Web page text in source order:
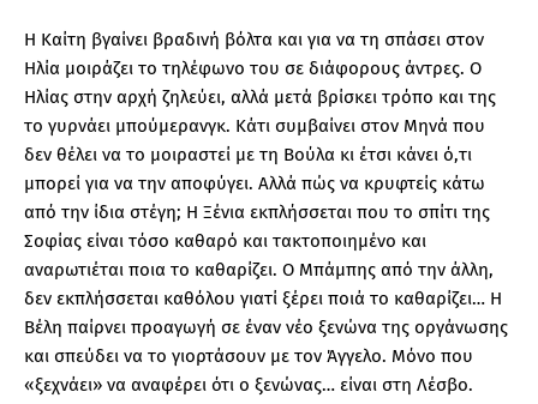
Η Καίτη βγαίνει βραδινή βόλτα και για να τη σπάσει στον
Ηλία μοιράζει το τηλέφωνο του σε διάφορους άντρες. Ο
Ηλίας στην αρχή ζηλεύει, αλλά μετά βρίσκει τρόπο και της
το γυρνάει μπούμερανγκ. Κάτι συμβαίνει στον Μηνά που
δεν θέλει να το μοιραστεί με τη Βούλα κι έτσι κάνει ό,τι
μπορεί για να την αποφύγει. Αλλά πώς να κρυφτείς κάτω
από την ίδια στέγη; Η Ξένια εκπλήσσεται που το σπίτι της
Σοφίας είναι τόσο καθαρό και τακτοποιημένο και
αναρωτιέται ποια το καθαρίζει. Ο Μπάμπης από την άλλη,
δεν εκπλήσσεται καθόλου γιατί ξέρει ποιά το καθαρίζει… Η
Βέλη παίρνει προαγωγή σε έναν νέο ξενώνα της οργάνωσης
και σπεύδει να το γιορτάσουν με τον Άγγελο. Μόνο που
«ξεχνάει» να αναφέρει ότι ο ξενώνας… είναι στη Λέσβο.